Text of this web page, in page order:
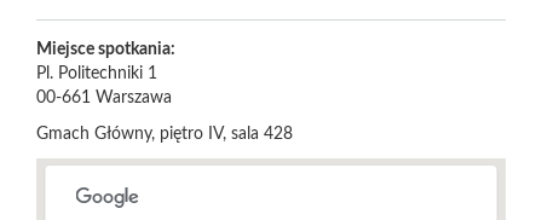
Miejsce spotkania:
Pl. Politechniki 1
00-661 Warszawa
Gmach Główny, piętro IV, sala 428